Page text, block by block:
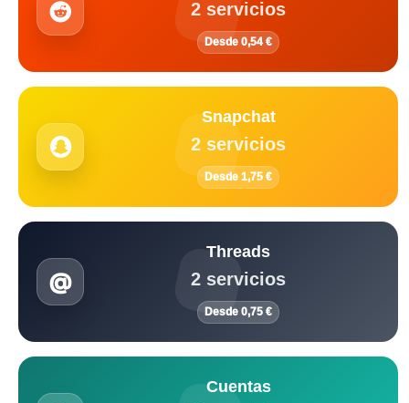
2 servicios
Desde 0,54 €
Snapchat
2 servicios
Desde 1,75 €
Threads
2 servicios
Desde 0,75 €
Cuentas